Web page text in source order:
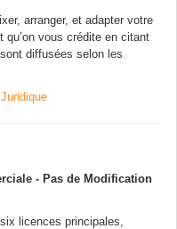
arranger, et adapter votre
vous crédite en citant
diffusées selon les
- Pas de Modification
licences principales,